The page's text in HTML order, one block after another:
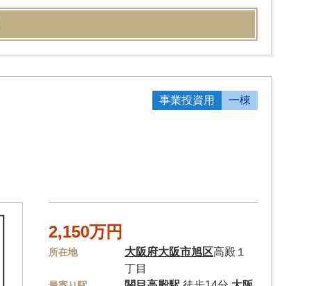
事業投資用 一棟
2,150万円
所在地 大阪府大阪市旭区高殿１
丁目